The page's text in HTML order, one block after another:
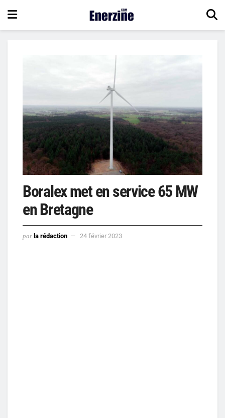
Boralex met en service 65 MW
en Bretagne
par la rédaction 24 février 2023